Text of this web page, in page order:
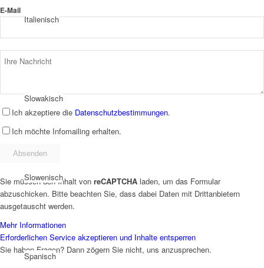
Italienisch
Slowakisch
Slowenisch
Spanisch
E-Mail
Ich akzeptiere die Datenschutzbestimmungen.
Ich möchte Infomailing erhalten.
Sie müssen den Inhalt von reCAPTCHA laden, um das Formular
abzuschicken. Bitte beachten Sie, dass dabei Daten mit Drittanbietern
ausgetauscht werden.
Mehr Informationen
Erforderlichen Service akzeptieren und Inhalte entsperren
Sie haben Fragen? Dann zögern Sie nicht, uns anzusprechen.